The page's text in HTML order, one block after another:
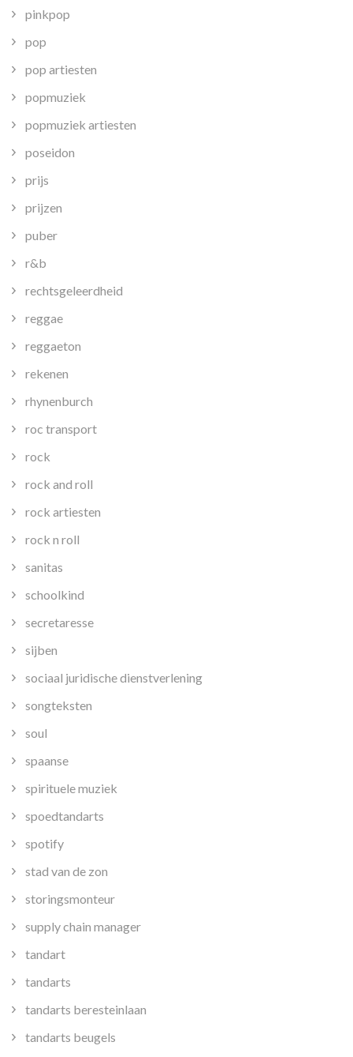
pinkpop
pop
pop artiesten
popmuziek
popmuziek artiesten
poseidon
prijs
prijzen
puber
r&b
rechtsgeleerdheid
reggae
reggaeton
rekenen
rhynenburch
roc transport
rock
rock and roll
rock artiesten
rock n roll
sanitas
schoolkind
secretaresse
sijben
sociaal juridische dienstverlening
songteksten
soul
spaanse
spirituele muziek
spoedtandarts
spotify
stad van de zon
storingsmonteur
supply chain manager
tandart
tandarts
tandarts beresteinlaan
tandarts beugels